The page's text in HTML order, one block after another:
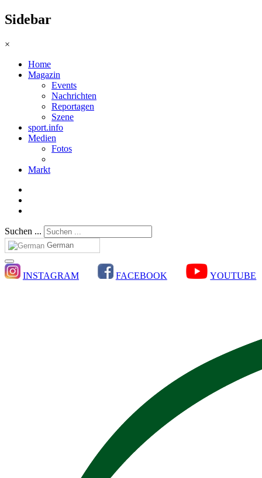
Sidebar
×
Home
Magazin
Events
Nachrichten
Reportagen
Szene
sport.info
Medien
Fotos
Markt
Suchen ...
German
INSTAGRAM FACEBOOK YOUTUBE